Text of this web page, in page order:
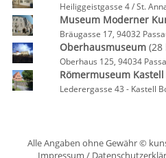
Heiliggeistgasse 4 / St.
Museum Moderner
Bräugasse 17, 94032
Oberhausmuseum(28
Oberhaus 125, 94034
Römermuseum
Lederergasse 43 - Kastell
Alle Angaben ohne Gewähr ©
Impressum /